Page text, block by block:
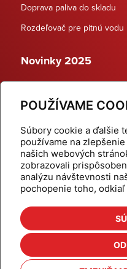
POUŽÍVAME
Súbory cookie a ďalšie
používame na
našich webových
zobrazovali
analýzu návštevnosti
pochopenie toho,
Doprava paliva do skladu
Rozdeľovač pre pitnú vodu
Novinky 2025
Dynamické termostatické
Domov
Aktuality
Kalkulačky
Na stiahnutie